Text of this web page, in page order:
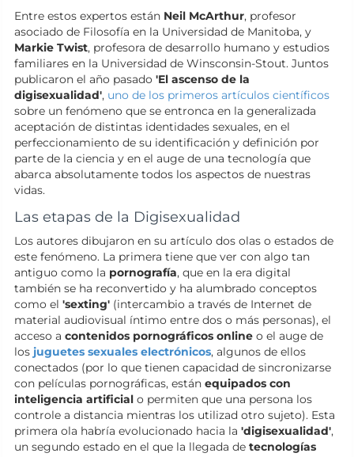
Entre estos expertos están Neil McArthur, profesor
asociado de Filosofía en la Universidad de Manitoba, y
Markie Twist, profesora de desarrollo humano y estudios
familiares en la Universidad de Winsconsin-Stout. Juntos
publicaron el año pasado 'El ascenso de la
digisexualidad', uno de los primeros artículos científicos
sobre un fenómeno que se entronca en la generalizada
aceptación de distintas identidades sexuales, en el
perfeccionamiento de su identificación y definición por
parte de la ciencia y en el auge de una tecnología que
abarca absolutamente todos los aspectos de nuestras
vidas.
Las etapas de la Digisexualidad
Los autores dibujaron en su artículo dos olas o estados de
este fenómeno. La primera tiene que ver con algo tan
antiguo como la pornografía, que en la era digital
también se ha reconvertido y ha alumbrado conceptos
como el 'sexting' (intercambio a través de Internet de
material audiovisual íntimo entre dos o más personas), el
acceso a contenidos pornográficos online o el auge de
los juguetes sexuales electrónicos, algunos de ellos
conectados (por lo que tienen capacidad de sincronizarse
con películas pornográficas, están equipados con
inteligencia artificial o permiten que una persona los
controle a distancia mientras los utilizad otro sujeto). Esta
primera ola habría evolucionado hacia la 'digisexualidad',
un segundo estado en el que la llegada de tecnologías